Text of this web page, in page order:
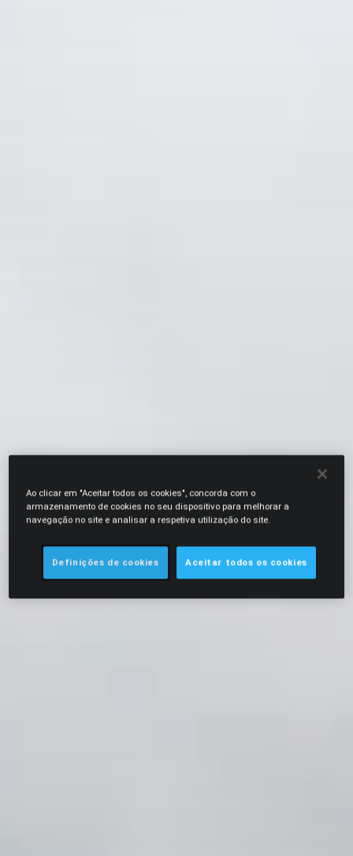
Ao clicar em "Aceitar todos os cookies", concorda com o
armazenamento de cookies no seu dispositivo para melhorar a
navegação no site e analisar a respetiva utilização do site.
Definições de cookies Aceitar todos os cookies